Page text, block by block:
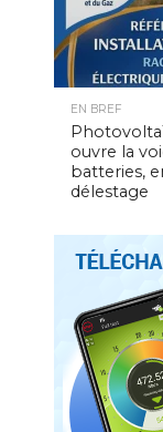
EN BREF
ouvre la
batteries,
délestage